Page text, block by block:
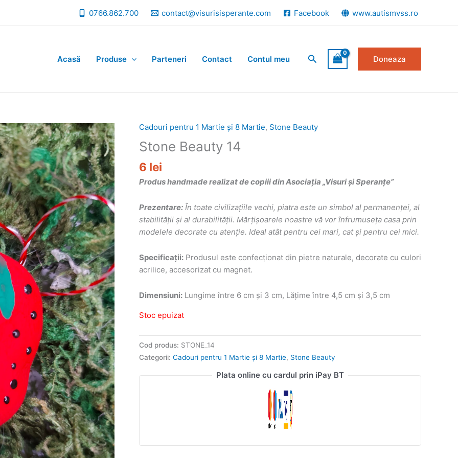
0766.862.700 contact@visurisisperante.com Facebook www.autismvss.ro
Acasă Produse Parteneri Contact Contul meu Search Doneaza
Cadouri pentru 1 Martie și 8 Martie, Stone Beauty
Stone Beauty 14
6 lei
Produs handmade realizat de copiii din Asociația „Visuri și Speranțe”
Prezentare: În toate civilizaţiile vechi, piatra este un simbol al permanenţei, al
stabilităţii şi al durabilităţii. Mărțișoarele noastre vă vor înfrumuseța casa prin
modelele decorate cu atenție. Ideal atât pentru cei mari, cat și pentru cei mici.
Specificații: Produsul este confecționat din pietre naturale, decorate cu culori
acrilice, accesorizat cu magnet.
Dimensiuni: Lungime între 6 cm și 3 cm, Lățime între 4,5 cm și 3,5 cm
Stoc epuizat
Cod produs: STONE_14
Categorii: Cadouri pentru 1 Martie și 8 Martie, Stone Beauty
Plata online cu cardul prin iPay BT